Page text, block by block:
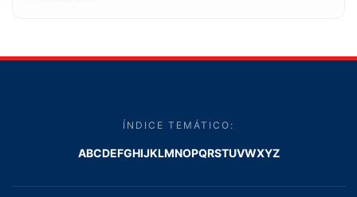
ÍNDICE TEMÁTICO:
ABCDEFGHIJKLMNOPQRSTUVWXYZ